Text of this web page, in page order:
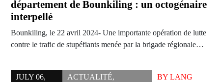
département de Bounkiling : un octogénaire
interpellé
Bounkiling, le 22 avril 2024- Une importante opération de lutte
contre le trafic de stupéfiants menée par la brigade régionale…
JULY 06,
ACTUALITÉ,
BYLANG